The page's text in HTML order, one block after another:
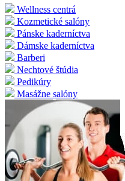
Wellness centrá
Kozmetické salóny
Pánske kaderníctva
Dámske kaderníctva
Barberi
Nechtové štúdia
Pedikúry
Masážne salóny